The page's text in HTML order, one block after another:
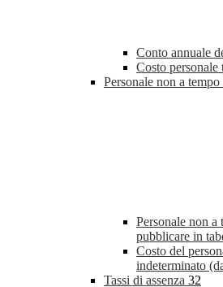
Conto annuale
Costo
Personale non a
Personale non a
pubblicare in
Costo del
indeterminato
Tassi di assenza 32